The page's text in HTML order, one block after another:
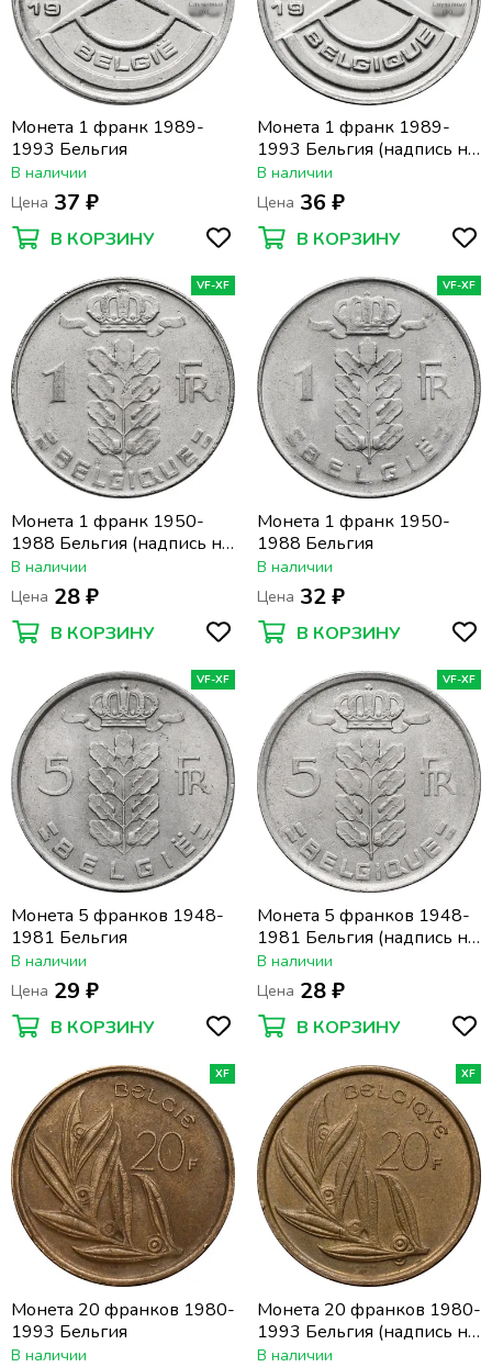
Монета 1 франк 1989-
1993 Бельгия
В наличии
Цена 37 ₽
В КОРЗИНУ
Монета 1 франк 1989-
1993 Бельгия (надпись на
французском BELGIQUE)
В наличии
Цена 36 ₽
В КОРЗИНУ
VF-XF
Монета 1 франк 1950-
1988 Бельгия (надпись на
французском BELGIQUE)
В наличии
Цена 28 ₽
В КОРЗИНУ
VF-XF
Монета 1 франк 1950-
1988 Бельгия
В наличии
Цена 32 ₽
В КОРЗИНУ
VF-XF
Монета 5 франков 1948-
1981 Бельгия
В наличии
Цена 29 ₽
В КОРЗИНУ
VF-XF
Монета 5 франков 1948-
1981 Бельгия (надпись на
французском BELGIQUE)
В наличии
Цена 28 ₽
В КОРЗИНУ
XF
Монета 20 франков 1980-
1993 Бельгия
В наличии
XF
Монета 20 франков 1980-
1993 Бельгия (надпись на
французском BELGIQUE)
В наличии